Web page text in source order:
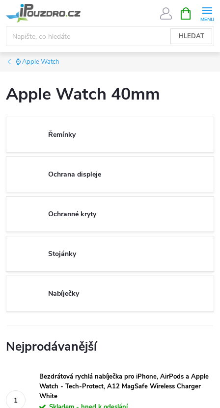
na
obsah
HLEDAT
NÁKUPNÍ
KOŠÍK
⌚ Apple Watch
Apple Watch 40mm
Řemínky
Ochrana displeje
Ochranné kryty
Stojánky
Nabíječky
Nejprodávanější
Bezdrátová rychlá nabíječka pro iPhone, AirPods a Apple
Watch - Tech-Protect, A12 MagSafe Wireless Charger
White